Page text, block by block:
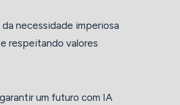
necessidade imperiosa
respeitando valores
um futuro com IA